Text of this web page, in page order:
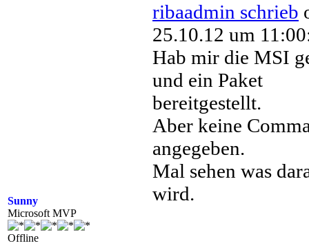
Sunny
Microsoft MVP
Offline
ribaadmin schrieb
25.10.12 um
Hab mir die MSI
und ein Paket
bereitgestellt.
Aber keine
angegeben.
Mal sehen was
wird.